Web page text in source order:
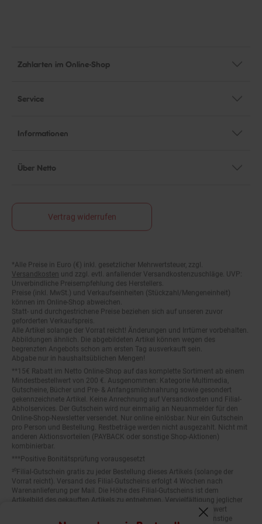
Fenster
Zahlarten im Online-Shop
Service
Informationen
Über Netto
Vertrag widerrufen
Fußnoten
Versandkosten und zzgl. evtl. anfallender Versandkostenzuschläge. UVP:
Unverbindliche Preisempfehlung des Herstellers.
Preise (inkl. MwSt.) und Verkaufseinheiten (Stückzahl/Mengeneinheit)
können im Online-Shop abweichen.
Statt- und durchgestrichene Preise beziehen sich auf unseren zuvor
geforderten Verkaufspreis.
Alle Artikel solange der Vorrat reicht! Änderungen und Irrtümer vorbehalten.
Abbildungen ähnlich. Die abgebildeten Artikel können wegen des
begrenzten Angebots schon am ersten Tag ausverkauft sein.
Abgabe nur in haushaltsüblichen Mengen!
Mindestbestellwert von 200 €. Ausgenommen: Kategorie Multimedia,
Gutscheine, Bücher und Pre- & Anfangsmilchnahrung sowie gesondert
gekennzeichnete Artikel. Keine Anrechnung auf Versandkosten und Filial-
Abholservices. Der Gutschein wird nur einmalig an Neuanmelder für den
Online-Shop-Newsletter versendet. Nur online einlösbar. Nur ein Gutschein
pro Person und Bestellung. Restbeträge werden nicht ausgezahlt. Nicht mit
anderen Aktionsvorteilen (PAYBACK oder sonstige Shop-Aktionen)
kombinierbar.
²⁰Filial-Gutschein gratis zu jeder Bestellung dieses Artikels (solange der
Vorrat reicht). Versand des Filial-Gutscheins erfolgt 4 Wochen nach
Warenanlieferung per Mail. Die Höhe des Filial-Gutscheins ist dem
Artikelbild des gekauften Artikels zu entnehmen. Vervielfältigung jeglicher
Art nicht gestattet. Der Filial-Gutschein ist ohne Mindesteinkaufswert
einlösbar. Nicht mit anderen Aktionsvorteilen (PAYBACK oder sonstige